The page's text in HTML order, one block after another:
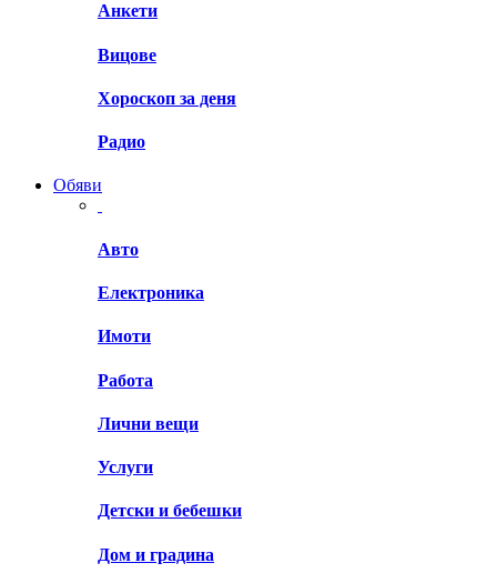
Анкети
Вицове
Хороскоп за деня
Радио
Обяви
Авто
Електроника
Имоти
Работа
Лични вещи
Услуги
Детски и бебешки
Дом и градина